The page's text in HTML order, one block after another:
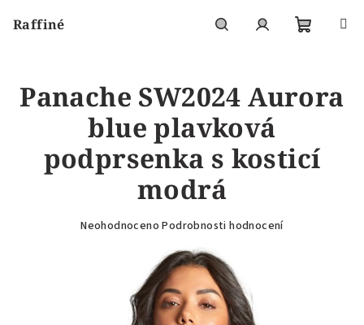
Raffiné
košík
Panache SW2024 Aurora
blue plavková
podprsenka s kosticí
modrá
Průměrné
Neohodnoceno Podrobnosti hodnocení